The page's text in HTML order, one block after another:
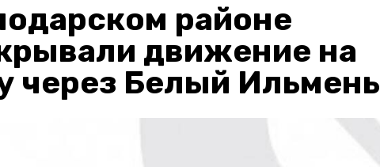
районе
движение на
через Белый Ильмень